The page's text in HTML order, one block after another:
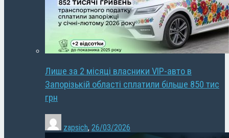
Лише за 2 місяці власники VIP-авто в
Запорізькій області сплатили більше 850 тис
грн
zapsich, 26/03/2026